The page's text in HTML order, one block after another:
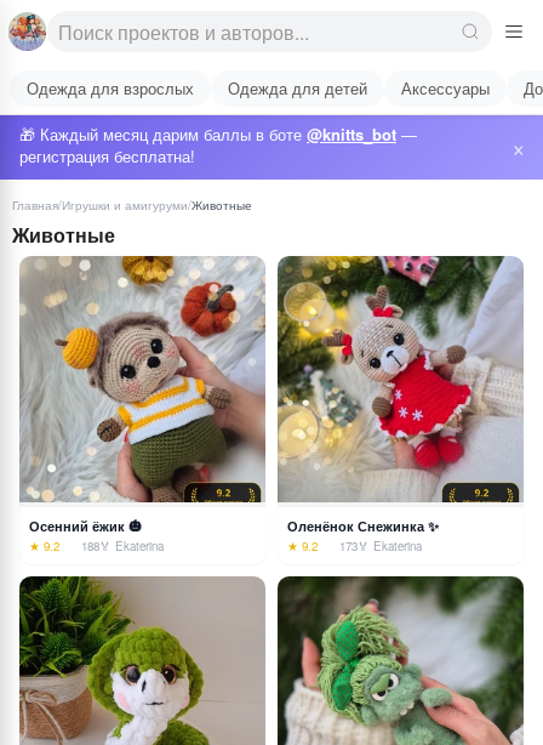
Одежда для взрослых Одежда для детей Аксессуары
🎁 Каждый месяц дарим баллы в боте @knitts_bot —
регистрация бесплатна!
×
Главная/Игрушки и амигуруми/Животные
Животные
Осенний ёжик 🎃
★ 9.2 188🏅 Ekaterina
Оленёнок Снежинка ✨
★ 9.2 173🏅 Ekaterina